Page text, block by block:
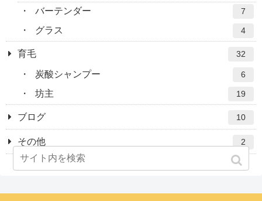
バーテンダー 7
グラス 4
育毛 32
炭酸シャンプー 6
坊主 19
ブログ 10
その他 2